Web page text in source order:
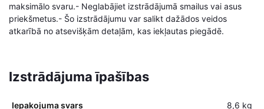
maksimālo svaru.- Neglabājiet izstrādājumā smailus vai asus
priekšmetus.- Šo izstrādājumu var salikt dažādos veidos
atkarībā no atsevišķām detaļām, kas iekļautas piegādē.
Izstrādājuma īpašības
Iepakojuma svars 8,6 kg